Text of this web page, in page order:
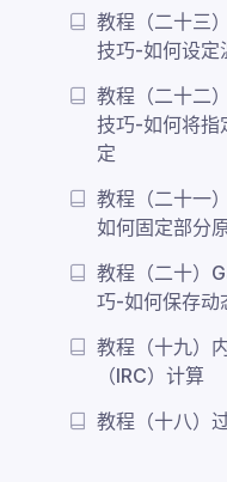
教程（二十三
技巧-如何设定
教程（二十二
技巧-如何将指
定
教程（二十一
如何固定部分
教程（二十）
巧-如何保存动
教程（十九）
（IRC）计算
教程（十八）